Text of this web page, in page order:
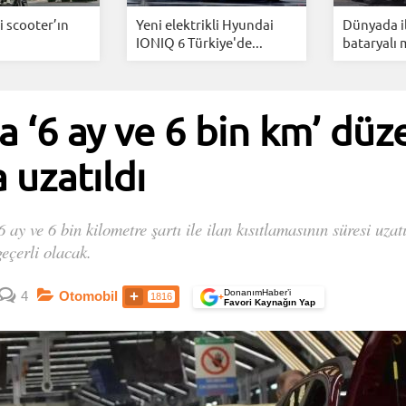
Yeni elektrikli Hyundai
IONIQ 6 Türkiye'de...
Dünyada
bataryalı
‘6 ay ve 6 bin km’
ve 6 bin kilometre şartı ile ilan kısıtlamasının süresi
olacak.
4 Otomobil 1816 +DonanımHaber’i
Favori Kaynağın Yap